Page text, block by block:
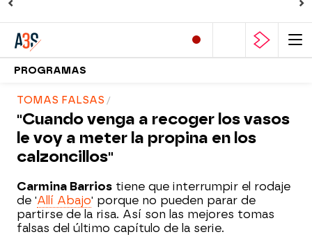
PROGRAMAS
TOMAS FALSAS
"Cuando venga a recoger los vasos
le voy a meter la propina en los
calzoncillos"
Carmina Barrios tiene que interrumpir el rodaje
de 'Allí Abajo' porque no pueden parar de
partirse de la risa. Así son las mejores tomas
falsas del último capítulo de la serie.